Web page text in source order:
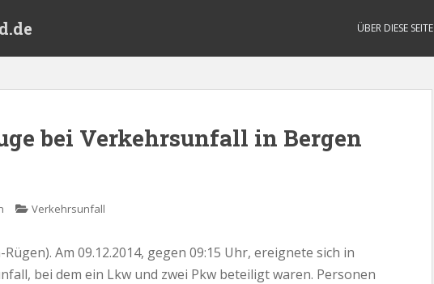
ÜBER DIESE SEITE
bei Verkehrsunfall in Bergen
Verkehrsunfall
Am 09.12.2014, gegen 09:15 Uhr, ereignete sich in
bei dem ein Lkw und zwei Pkw beteiligt waren. Personen